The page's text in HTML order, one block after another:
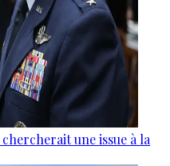
une issue à la